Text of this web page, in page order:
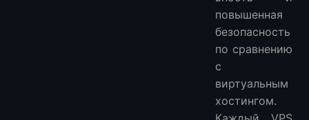
повышенная
безопасность
по сравнению
с
виртуальным
хостингом.